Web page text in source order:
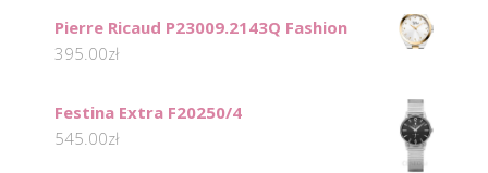
Pierre Ricaud P23009.2143Q Fashion
395.00zł
Festina Extra F20250/4
545.00zł